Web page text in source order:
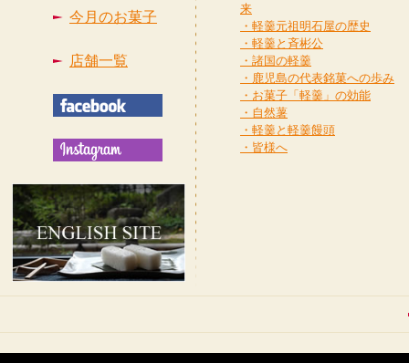
今月のお菓子
店舗一覧
来
・軽羹元祖明石屋の歴史
・軽羹と斉彬公
・諸国の軽羹
・鹿児島の代表銘菓への歩み
・お菓子「軽羹」の効能
・自然薯
・軽羹と軽羹饅頭
・皆様へ